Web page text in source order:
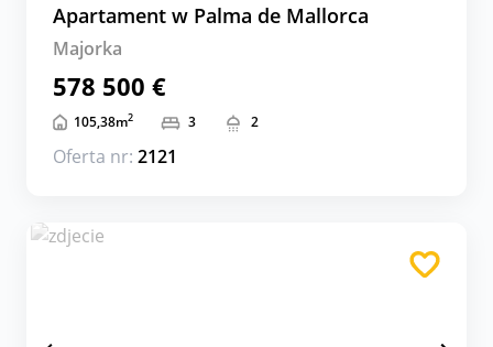
Apartament w Palma de Mallorca
Majorka
578 500 €
105,38m2 3 2
Oferta nr: 2121